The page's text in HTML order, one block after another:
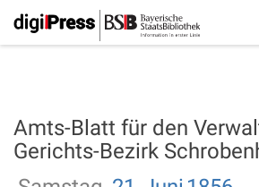
Amts-Blatt für den
Gerichts-Bezirk